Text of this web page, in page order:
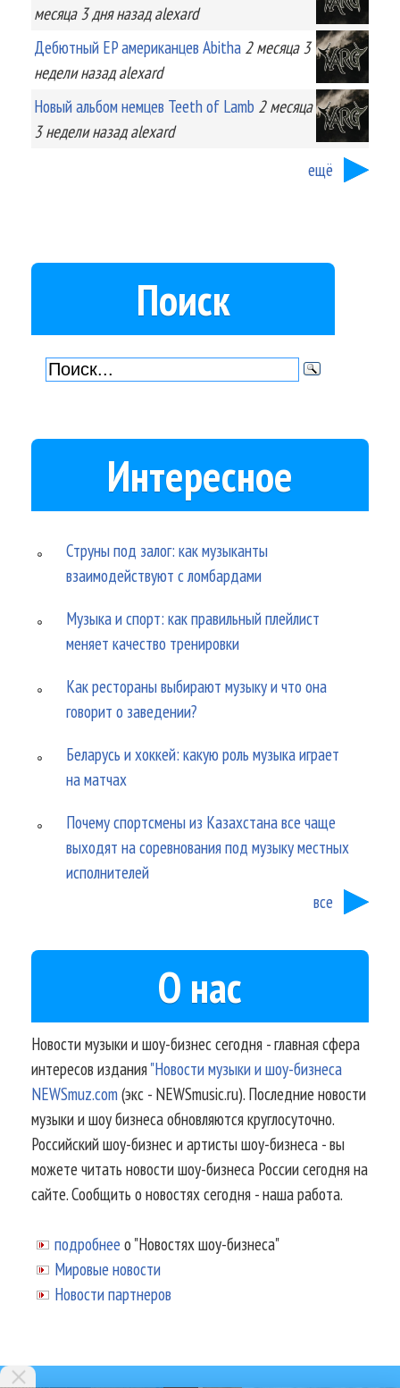
месяца 3 дняназад alexard
Дебютный EP американцев Abitha 2 месяца 3
неделиназад alexard
Новый альбом немцев Teeth of Lamb 2 месяца
3 неделиназад alexard
ещё
Поиск
Интересное
Струны под залог: как музыканты
взаимодействуют с ломбардами
Музыка и спорт: как правильный плейлист
меняет качество тренировки
Как рестораны выбирают музыку и что она
говорит о заведении?
Беларусь и хоккей: какую роль музыка играет
на матчах
Почему спортсмены из Казахстана все чаще
выходят на соревнования под музыку местных
исполнителей
все
О нас
Новости музыки и шоу-бизнес сегодня - главная сфера
интересов издания"Новости музыки и шоу-бизнеса
NEWSmuz.com(экс - NEWSmusic.ru). Последние новости
музыки и шоу бизнеса обновляются круглосуточно.
Российский шоу-бизнес и артисты шоу-бизнеса - вы
можете читать новости шоу-бизнеса России сегодня на
сайте. Сообщить о новостях сегодня - наша работа.
подробнее о "Новостях шоу-бизнеса"
Мировые новости
Новости партнеров